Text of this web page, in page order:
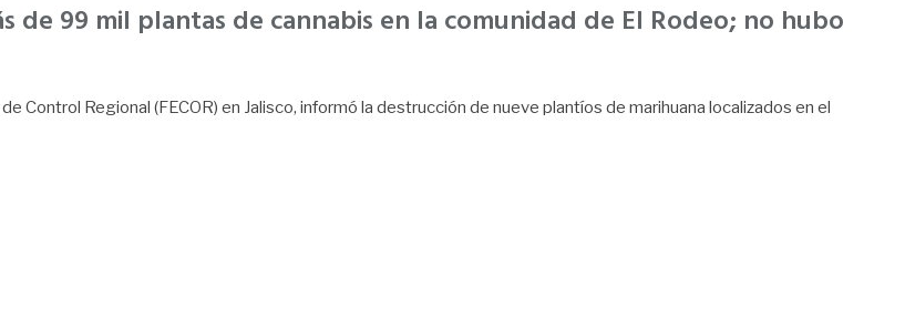
de 99 mil plantas de cannabis en la comunidad de El Rodeo; no hubo
Control Regional (FECOR) en Jalisco, informó la destrucción de nueve plantíos de marihuana localizados en el